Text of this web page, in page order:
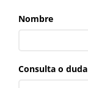
Nombre
Consulta o duda